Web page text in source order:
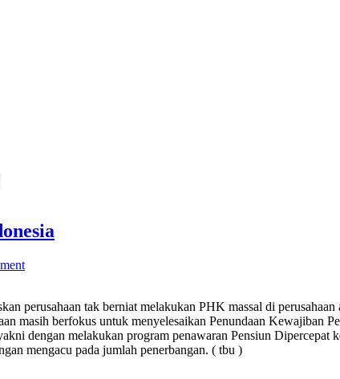
on
Indonesia
perusahaan tak berniat melakukan PHK massal di
masih berfokus untuk menyelesaikan Penundaan Kewajiban
dengan melakukan program penawaran Pensiun
mengacu pada jumlah penerbangan. ( tbu )